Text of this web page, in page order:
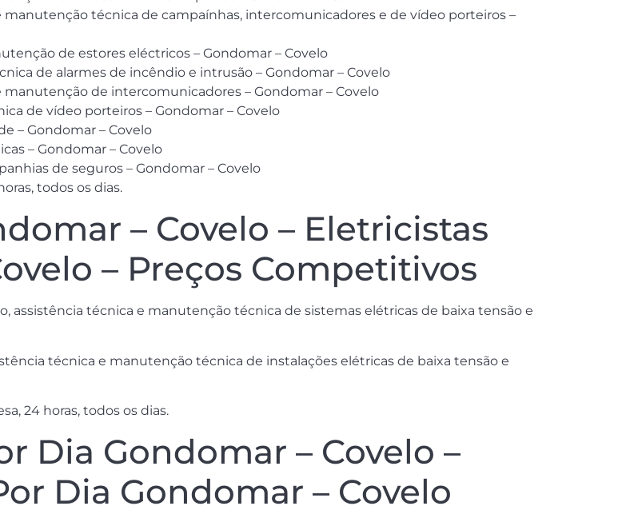
manutenção técnica de campaínhas, intercomunicadores e de vídeo porteiros –
de estores eléctricos – Gondomar – Covelo
de alarmes de incêndio e intrusão – Gondomar – Covelo
de intercomunicadores – Gondomar – Covelo
de vídeo porteiros – Gondomar – Covelo
– Gondomar – Covelo
– Gondomar – Covelo
de seguros – Gondomar – Covelo
todos os dias.
– Covelo – Eletricistas
– Preços Competitivos
assistência técnica e manutenção técnica de sistemas elétricas de baixa tensão e
técnica e manutenção técnica de instalações elétricas de baixa tensão e
24 horas, todos os dias.
Dia Gondomar – Covelo –
Dia Gondomar – Covelo